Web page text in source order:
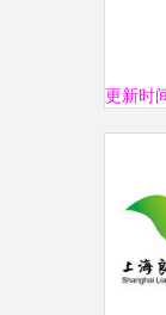
更新时